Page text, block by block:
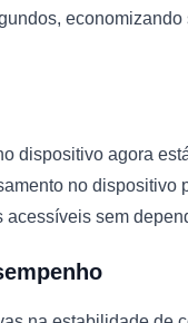
dispositivo agora
no dispositivo
sem